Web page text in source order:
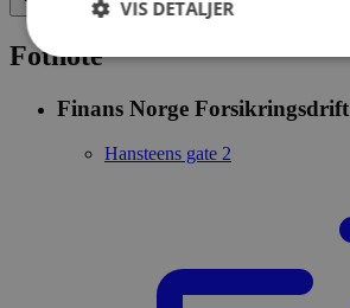
Fotnote
Finans Norge Forsikringsdrift
Hansteens gate 2
VIS DETALJER